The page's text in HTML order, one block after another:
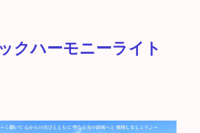
クハーモニーライト